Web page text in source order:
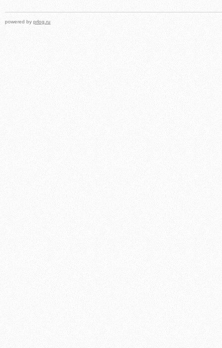
powered by prlog.ru